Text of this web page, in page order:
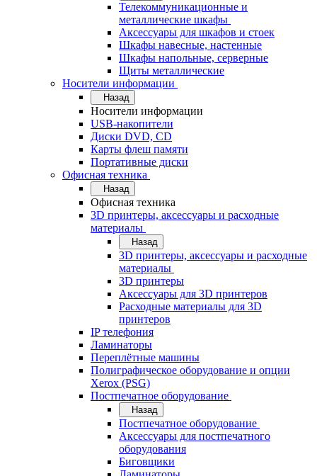
Телекоммуникационные и
металлические шкафы
Аксессуары для шкафов и стоек
Шкафы навесные, настенные
Шкафы напольные, серверные
Щиты металлические
Носители информации
Назад
Носители информации
USB-накопители
Диски DVD, CD
Карты флеш памяти
Портативные диски
Офисная техника
Назад
Офисная техника
3D принтеры, аксессуары и расходные
материалы
Назад
3D принтеры, аксессуары и расходные
материалы
3D принтеры
Аксессуары для 3D принтеров
Расходные материалы для 3D
принтеров
IP телефония
Ламинаторы
Переплётные машины
Полиграфическое оборудование и опции
Xerox (PSG)
Постпечатное оборудование
Назад
Постпечатное оборудование
Аксессуары для постпечатного
оборудования
Биговщики